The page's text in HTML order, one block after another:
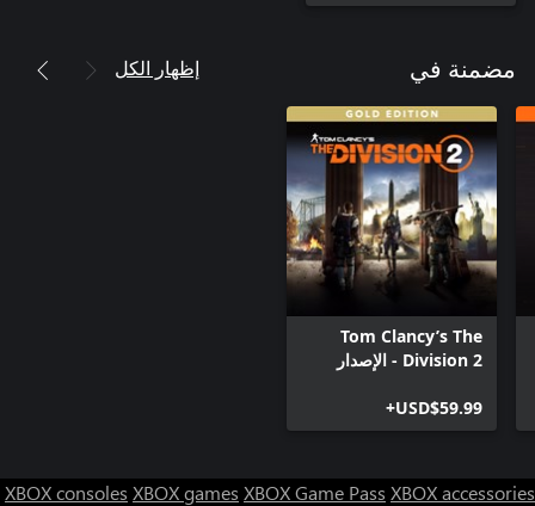
مضمنة في إظهار الكل
Tom Clancy’s The
Division 2 - الإصدار
USD$59.99+
XBOX consoles XBOX games XBOX Game Pass XBOX accessories